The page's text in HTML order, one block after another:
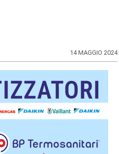
14 MAGGIO 2024